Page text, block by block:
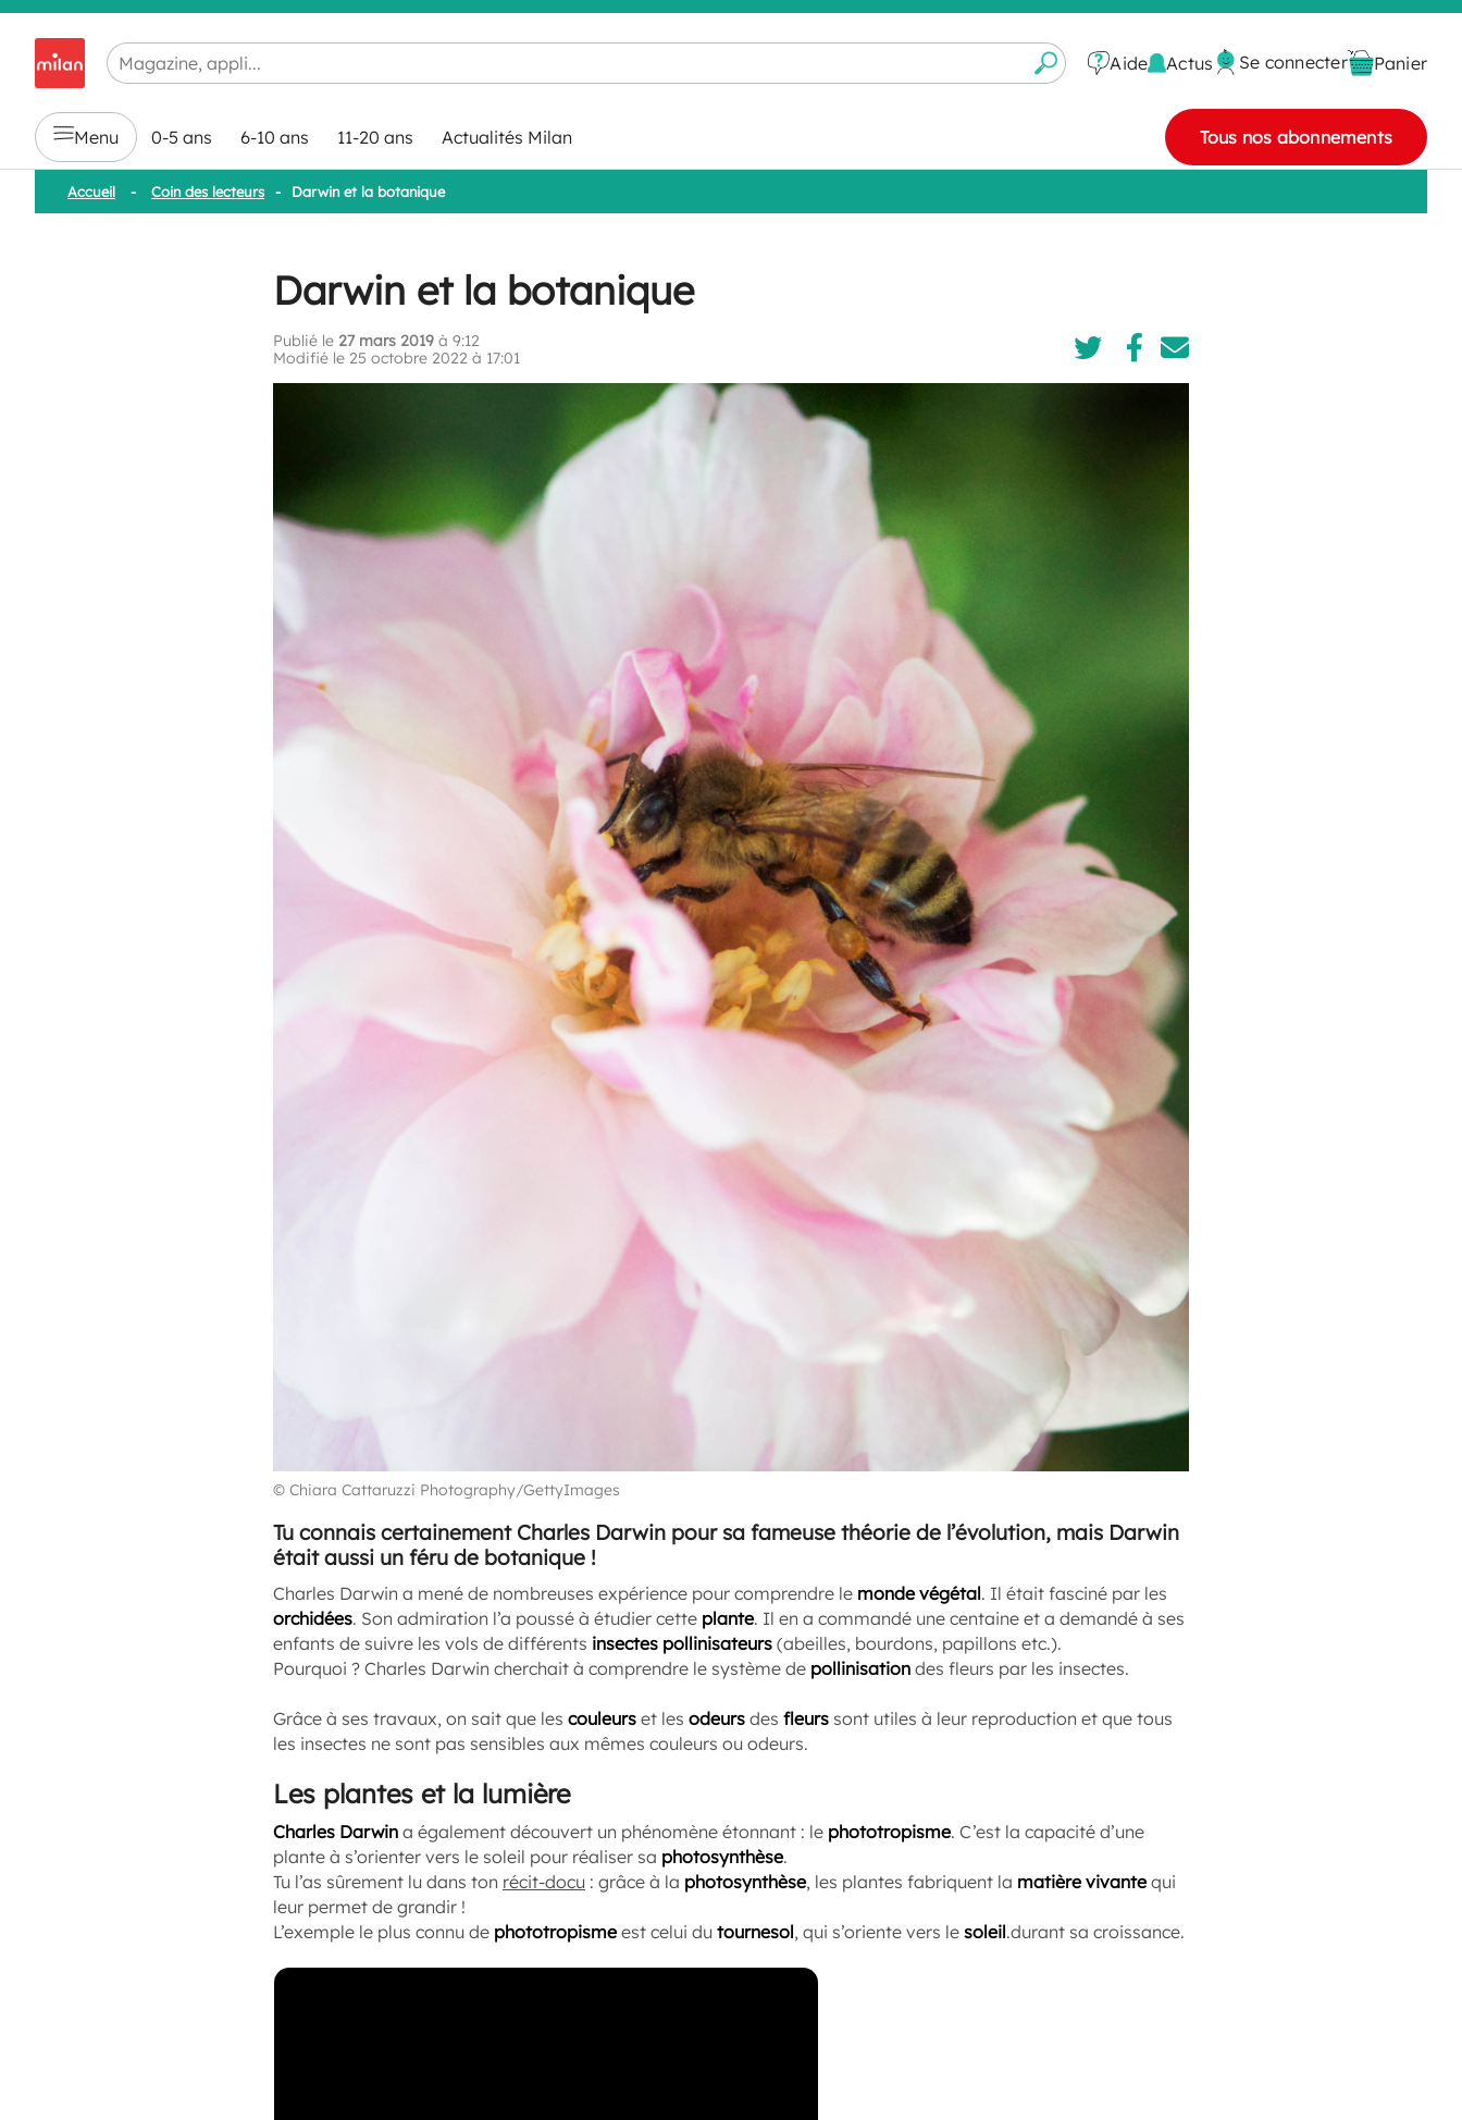
Chargement en cours...
Aide Actus Se connecter Panier
Menu 0-5 ans 6-10 ans 11-20 ans Actualités Milan Tous nos abonnements
Accueil - Coin des lecteurs - Darwin et la botanique
Darwin et la botanique
Publié le 27 mars 2019 à 9:12
Modifié le 25 octobre 2022 à 17:01
© Chiara Cattaruzzi Photography/GettyImages
Tu connais certainement Charles Darwin pour sa fameuse théorie de l’évolution, mais Darwin
était aussi un féru de botanique !
Charles Darwin a mené de nombreuses expérience pour comprendre le monde végétal. Il était fasciné par les
orchidées. Son admiration l’a poussé à étudier cette plante. Il en a commandé une centaine et a demandé à ses
enfants de suivre les vols de différents insectes pollinisateurs (abeilles, bourdons, papillons etc.).
Pourquoi ? Charles Darwin cherchait à comprendre le système de pollinisation des fleurs par les insectes.
Grâce à ses travaux, on sait que les couleurs et les odeurs des fleurs sont utiles à leur reproduction et que tous
les insectes ne sont pas sensibles aux mêmes couleurs ou odeurs.
Les plantes et la lumière
Charles Darwin a également découvert un phénomène étonnant : le phototropisme. C’est la capacité d’une
plante à s’orienter vers le soleil pour réaliser sa photosynthèse.
Tu l’as sûrement lu dans ton récit-docu : grâce à la photosynthèse, les plantes fabriquent la matière vivantequi
leur permet de grandir !
L’exemple le plus connu de phototropismeest celui du tournesol, qui s’oriente vers le soleil.durant sa croissance.